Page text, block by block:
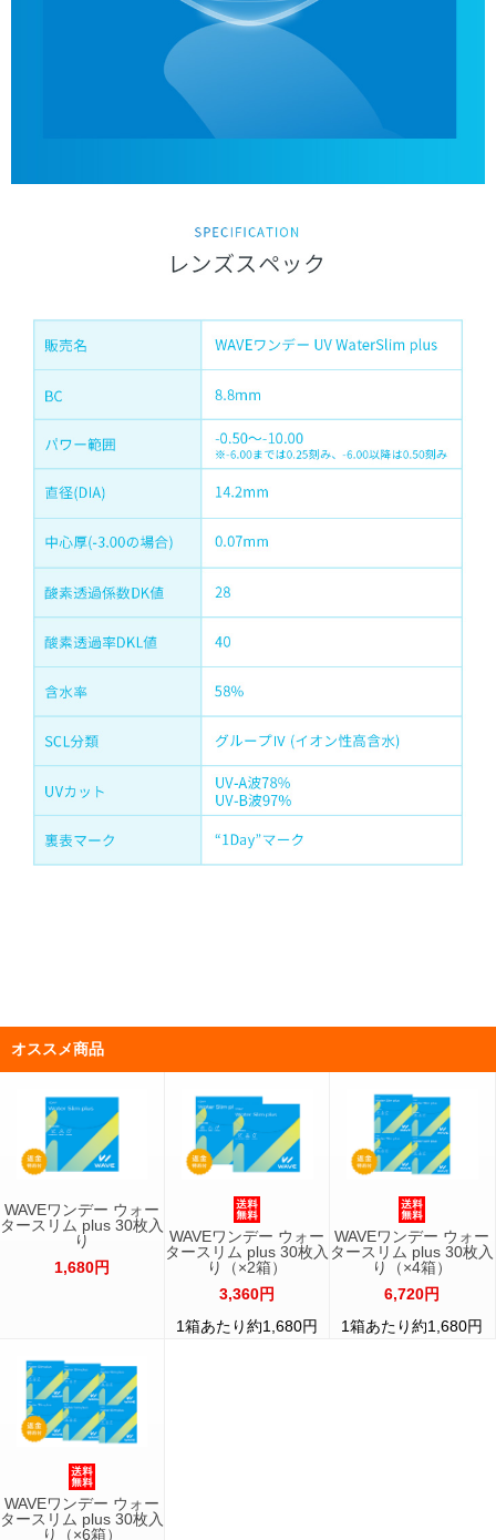
オススメ商品
WAVEワンデー ウォー
タースリム plus 30枚入
り
1,680円
WAVEワンデー ウォー
タースリム plus 30枚入
り（×2箱）
3,360円
1箱あたり約1,680円
WAVEワンデー ウォー
タースリム plus 30枚入
り（×4箱）
6,720円
1箱あたり約1,680円
WAVEワンデー ウォー
タースリム plus 30枚入
り（×6箱）